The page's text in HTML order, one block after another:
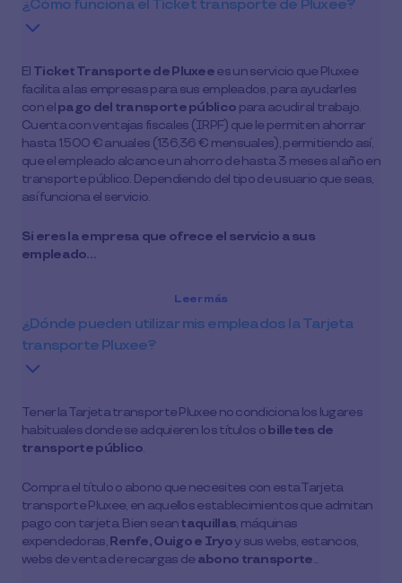
¿Cómo funciona el Ticket transporte de Pluxee?
El Ticket Transporte de Pluxeees un servicio que Pluxee
facilita a las empresas para sus empleados, para ayudarles
con elpago del transporte público para acudir al trabajo.
Cuenta con ventajas fiscales (IRPF) que le permiten ahorrar
hasta 1.500 € anuales (136,36 € mensuales), permitiendo así,
que el empleado alcance un ahorro de hasta 3 meses al año en
transporte público. Dependiendo del tipo de usuario que seas,
así funciona el servicio.
Si eres la empresa que ofrece el servicio a sus
empleado…
Leer más
¿Dónde pueden utilizar mis empleados la Tarjeta
transporte Pluxee?
Tener la Tarjeta transporte Pluxee no condiciona los lugares
habituales donde se adquieren los títulos obilletes de
transporte público.
Compra el título o abono que necesites con esta Tarjeta
transporte Pluxee, en aquellos establecimientos que admitan
pago con tarjeta. Bien seantaquillas, máquinas
expendedoras,Renfe, Ouigo e Iryoy sus webs, estancos,
webs de venta de recargas de abono transporte...